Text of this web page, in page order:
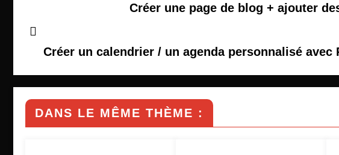
Créer une page de blog + ajouter
Créer un calendrier / un agenda personnalisé avec
DANS LE MÊME THÈME :